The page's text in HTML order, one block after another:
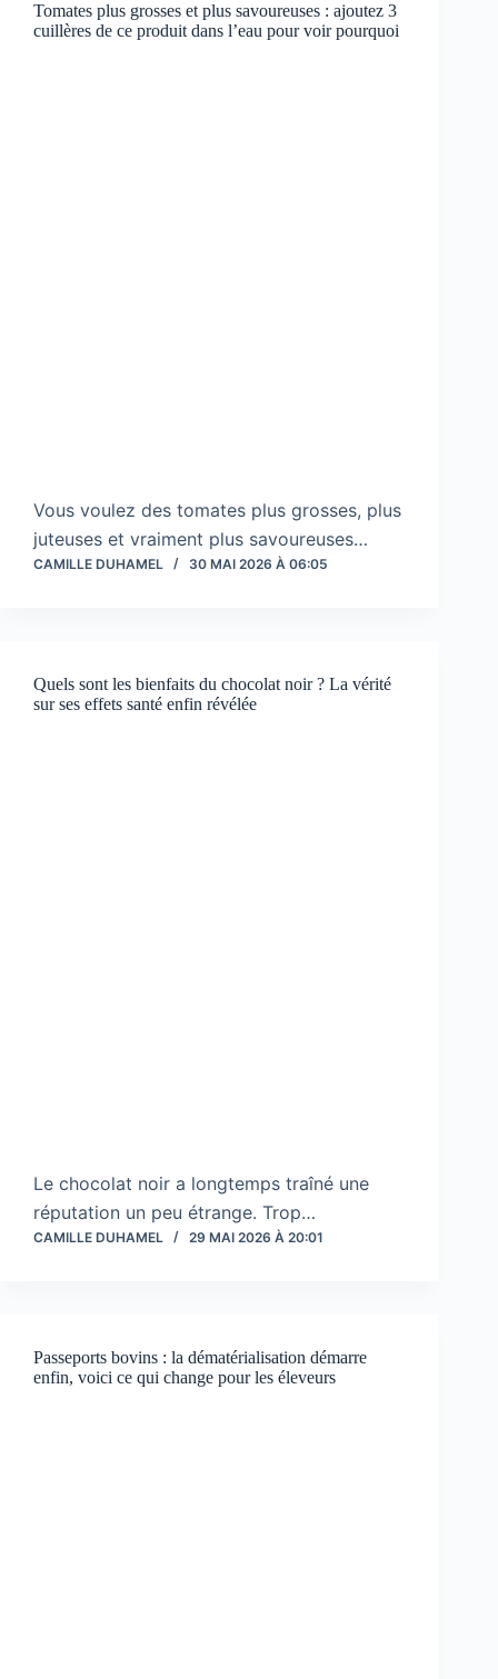
Tomates plus grosses et plus savoureuses : ajoutez 3
cuillères de ce produit dans l’eau pour voir pourquoi
Vous voulez des tomates plus grosses, plus
juteuses et vraiment plus savoureuses…
CAMILLE DUHAMEL 30 MAI 2026 À 06:05
Quels sont les bienfaits du chocolat noir ? La vérité
sur ses effets santé enfin révélée
Le chocolat noir a longtemps traîné une
réputation un peu étrange. Trop…
CAMILLE DUHAMEL 29 MAI 2026 À 20:01
Passeports bovins : la dématérialisation démarre
enfin, voici ce qui change pour les éleveurs